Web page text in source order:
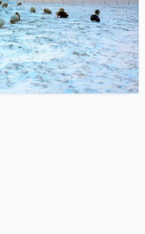
权流程和 PKCE 安全
验和安全最佳实践。